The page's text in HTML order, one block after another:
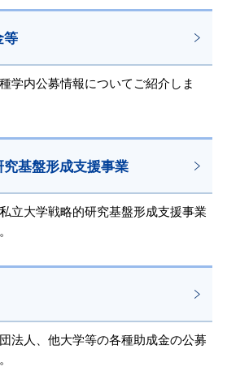
等
学内公募情報についてご紹介しま
基盤形成支援事業
立大学戦略的研究基盤形成支援事業
法人、他大学等の各種助成金の公募